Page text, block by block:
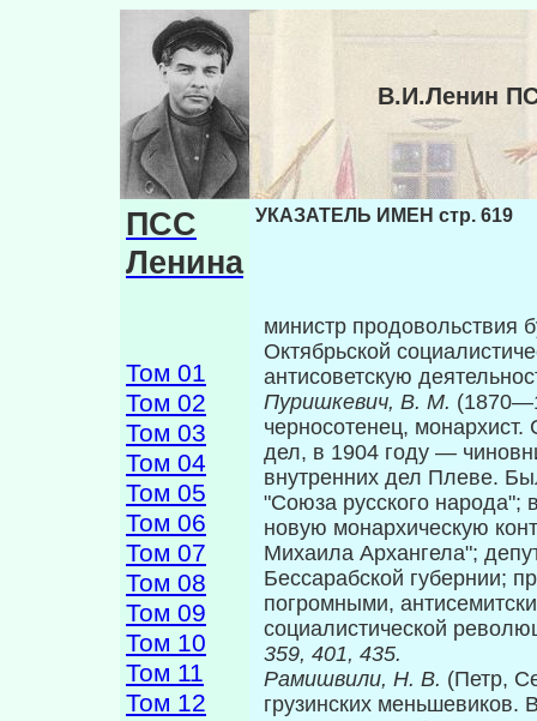
В.И.Ленин
ПСС
Ленина
Том 01
Том 02
Том 03
Том 04
Том 05
Том 06
Том 07
Том 08
Том 09
Том 10
Том 11
Том 12
УКАЗАТЕЛЬ ИМЕН стр. 619
министр продовольствия
Октябрьской
антисоветскую
Пуришкевич, В. М.
черносотенец,
дел, в 1904 году —
внутренних дел Плеве.
"Союза русского народа";
новую монархическую
Михаила Архангела";
Бессарабской губернии;
погромными,
социалистической
359, 401, 435.
Рамишвили, Н. В. (Петр,
грузинских меньшевиков.